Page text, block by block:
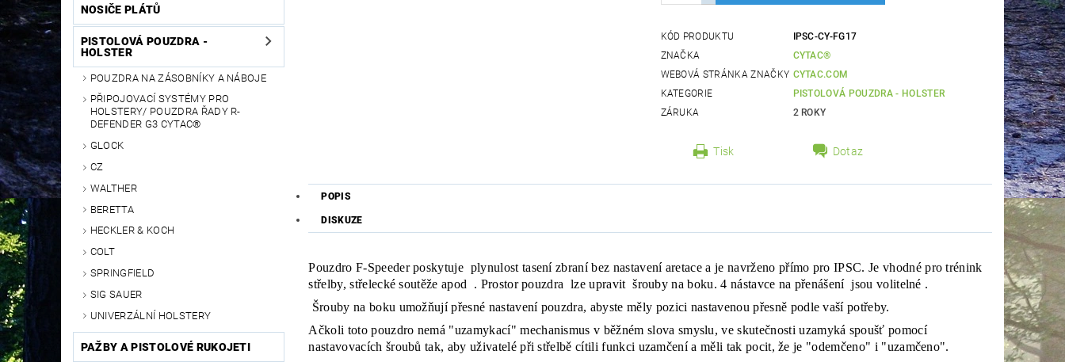
NOSIČE PLÁTŮ
PISTOLOVÁ POUZDRA -
HOLSTER
POUZDRA NA ZÁSOBNÍKY A NÁBOJE
PŘIPOJOVACÍ SYSTÉMY PRO
HOLSTERY/ POUZDRA ŘADY R-
DEFENDER G3 CYTAC®
GLOCK
CZ
WALTHER
BERETTA
HECKLER & KOCH
COLT
SPRINGFIELD
SIG SAUER
UNIVERZÁLNÍ HOLSTERY
PAŽBY A PISTOLOVÉ RUKOJETI
KÓD PRODUKTU
IPSC-CY-FG17
ZNAČKA
CYTAC®
WEBOVÁ STRÁNKA ZNAČKY CYTAC.COM
KATEGORIE
PISTOLOVÁ POUZDRA - HOLSTER
ZÁRUKA
2 ROKY
Tisk Dotaz
POPIS
DISKUZE
Pouzdro F-Speeder poskytuje plynulost tasení zbraní bez nastavení aretace a je navrženo přímo pro IPSC. Je vhodné pro trénink
střelby, střelecké soutěže apod . Prostor pouzdra lze upravit šrouby na boku. 4 nástavce na přenášení jsou volitelné .
Šrouby na boku umožňují přesné nastavení pouzdra, abyste měly pozici nastavenou přesně podle vaší potřeby.
Ačkoli toto pouzdro nemá "uzamykací" mechanismus v běžném slova smyslu, ve skutečnosti uzamyká spoušť pomocí
nastavovacích šroubů tak, aby uživatelé při střelbě cítili funkci uzamčení a měli tak pocit, že je "odemčeno" i "uzamčeno".